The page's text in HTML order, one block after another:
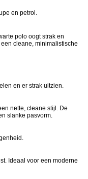
en petrol.
polo oogt strak en
cleane, minimalistische
en er strak uitzien.
nette, cleane stijl. De
slanke pasvorm.
Ideaal voor een moderne